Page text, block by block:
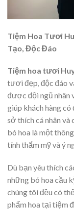
Tiệm Hoa Tươi
Tạo, Độc Đáo
Tiệm hoa tươi
tươi đẹp, độc đáo
được đội ngũ nhân
giúp khách hàng
sở thích cá nhân
bó hoa là một
tính thẩm mỹ và ý
Dù bạn yêu thích
những bó hoa cầu
chúng tôi đều có
phẩm hoa tại tiệm